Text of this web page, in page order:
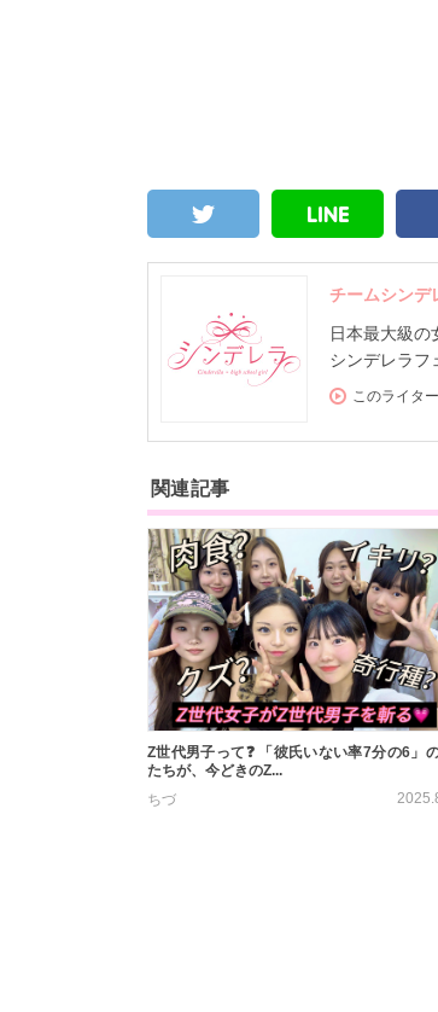
チームシンデ
日本最大級の
シンデレラフ
このライタ
関連記事
Z世代男子って❓ 「彼氏いない率7分の6」
たちが、今どきのZ...
ちづ